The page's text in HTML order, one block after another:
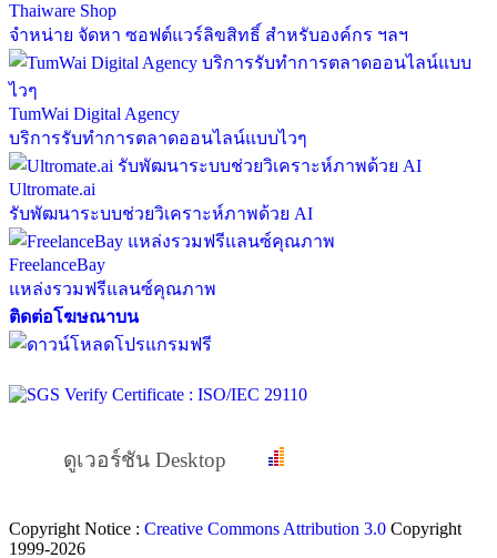
Thaiware Shop
จำหน่าย จัดหา ซอฟต์แวร์ลิขสิทธิ์ สำหรับองค์กร ฯลฯ
TumWai Digital Agency
บริการรับทำการตลาดออนไลน์แบบไวๆ
Ultromate.ai
รับพัฒนาระบบช่วยวิเคราะห์ภาพด้วย AI
FreelanceBay
แหล่งรวมฟรีแลนซ์คุณภาพ
ติดต่อโฆษณาบน
ดูเวอร์ชัน Desktop
Copyright Notice : Creative Commons Attribution 3.0 Copyright
1999-2026